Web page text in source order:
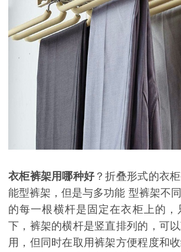
衣柜裤架用哪种好？折叠形式的衣
能型裤架，但是与多功能 型裤架不
的每一根横杆是固定在衣柜上的，
下，裤架的横杆是竖直排列的，可
用，但同时在取用裤架方便程度和